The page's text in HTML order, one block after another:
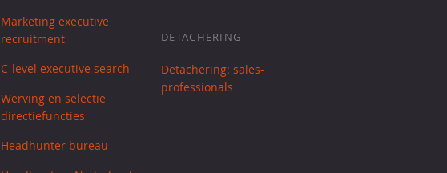
Marketing executive
recruitment
C-level executive search
Werving en selectie
directiefuncties
Headhunter bureau
DETACHERING
Detachering: sales-
professionals